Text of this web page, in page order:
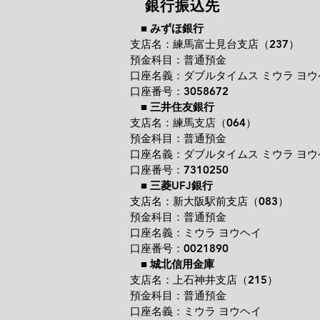
銀行振込先
■ みずほ銀行
支店名：練馬富士見台支店（237）
預金科目：普通預金
口座名義：ダブルタイムス ミウラ ヨウ
口座番号：3058672
■ 三井住友銀行
支店名：練馬支店（064）
預金科目：普通預金
口座名義：ダブルタイムス ミウラ ヨウ
口座番号：7310250
■ 三菱UFJ銀行
支店名：新大阪駅前支店（083）
預金科目：普通預金
口座名義：ミウラ ヨウヘイ
口座番号：0021890
■ 城北信用金庫
支店名：上石神井支店（215）
預金科目：普通預金
口座名義：ミウラ ヨウヘイ